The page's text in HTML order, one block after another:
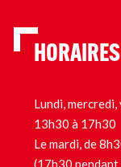
Lundi,
13h30 à 17h30
Le mardi, de
(17h30 pendant